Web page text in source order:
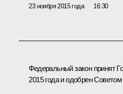
23 ноября 2015 года 16:30
Федеральный закон принят
2015 года и одобрен